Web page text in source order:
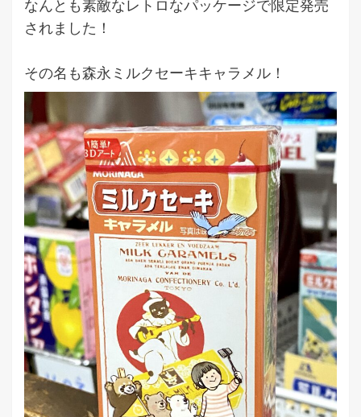
なんとも素敵なレトロなパッケージで限定発売
されました！
その名も森永ミルクセーキキャラメル！